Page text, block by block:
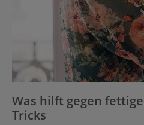
Was hilft gegen
Tricks